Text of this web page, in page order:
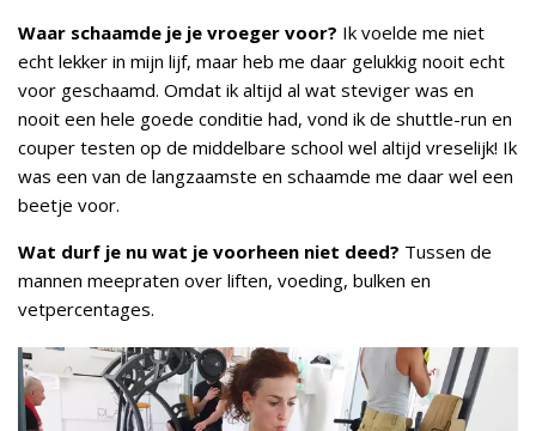
Waar schaamde je je vroeger voor? Ik voelde me niet
echt lekker in mijn lijf, maar heb me daar gelukkig nooit echt
voor geschaamd. Omdat ik altijd al wat steviger was en
nooit een hele goede conditie had, vond ik de shuttle-run en
couper testen op de middelbare school wel altijd vreselijk! Ik
was een van de langzaamste en schaamde me daar wel een
beetje voor.
Wat durf je nu wat je voorheen niet deed? Tussen de
mannen meepraten over liften, voeding, bulken en
vetpercentages.